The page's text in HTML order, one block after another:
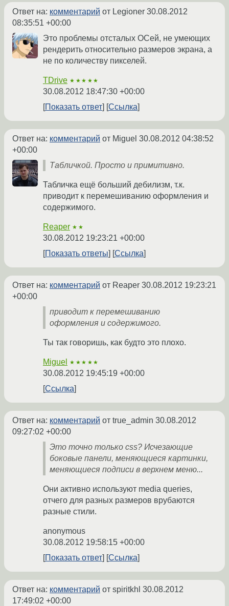
Ответ на: комментарий от Legioner 30.08.2012
08:35:51 +00:00
Это проблемы отсталых ОСей, не умеющих
рендерить относительно размеров экрана, а
не по количеству пикселей.
TDrive ★★★★★
30.08.2012 18:47:30 +00:00
Показать ответ
Ссылка
Ответ на: комментарий от Miguel 30.08.2012 04:38:52
+00:00
Табличкой. Просто и примитивно.
Табличка ещё больший дебилизм, т.к.
приводит к перемешиванию оформления и
содержимого.
Reaper ★★
30.08.2012 19:23:21 +00:00
Показать ответы
Ссылка
Ответ на: комментарий от Reaper 30.08.2012 19:23:21
+00:00
приводит к перемешиванию
оформления и содержимого.
Ты так говоришь, как будто это плохо.
Miguel ★★★★★
30.08.2012 19:45:19 +00:00
Ссылка
Ответ на: комментарий от true_admin 30.08.2012
09:27:02 +00:00
Это точно только css? Исчезающие
боковые панели, меняющиеся картинки,
меняющиеся подписи в верхнем меню...
Они активно используют media queries,
отчего для разных размеров врубаются
разные стили.
anonymous
30.08.2012 19:58:15 +00:00
Показать ответ
Ссылка
Ответ на: комментарий от spiritkhl 30.08.2012
17:49:02 +00:00